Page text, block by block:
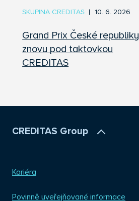
Grand Prix České republiky
znovu pod taktovkou
CREDITAS
10. 6. 2026
SKUPINA CREDITAS
CREDITAS Group
Kariéra
Povinně uveřejňované informace